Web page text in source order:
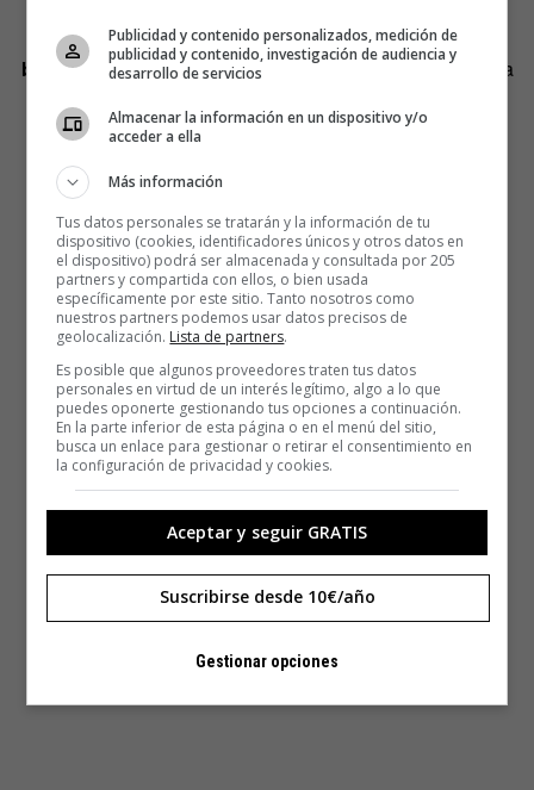
beatlemanía.f. Afición acusada por la música y la estética
Publicidad y contenido personalizados, medición de
publicidad y contenido, investigación de audiencia y
desarrollo de servicios
Almacenar la información en un dispositivo y/o
acceder a ella
Más información
Tus datos personales se tratarán y la información de tu
dispositivo (cookies, identificadores únicos y otros datos en
el dispositivo) podrá ser almacenada y consultada por 205
partners y compartida con ellos, o bien usada
específicamente por este sitio. Tanto nosotros como
nuestros partners podemos usar datos precisos de
geolocalización. Lista de partners.
Es posible que algunos proveedores traten tus datos
personales en virtud de un interés legítimo, algo a lo que
puedes oponerte gestionando tus opciones a continuación.
En la parte inferior de esta página o en el menú del sitio,
busca un enlace para gestionar o retirar el consentimiento en
la configuración de privacidad y cookies.
Aceptar y seguir GRATIS
Suscribirse desde 10€/año
Gestionar opciones